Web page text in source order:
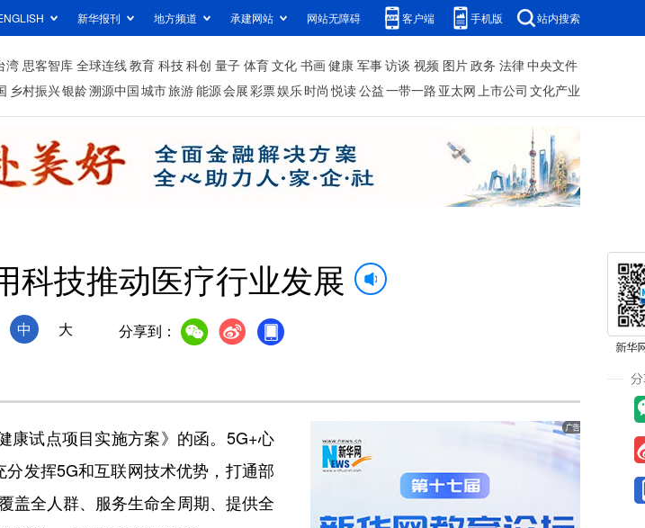
新华报刊 地方频道 承建网站 网站无障碍 客户端 手机版 站内搜索
湾 思客智库 全球连线教育 科技科创 量子 体育文化 书画健康 军事访谈 视频 图片政务 法律中央文件
乡村振兴银龄溯源中国城市旅游能源会展彩票娱乐时尚 悦读公益一带一路 亚太网上市公司 文化产业
科技推动医疗行业发展
中 大 分享到：
康试点项目实施方案》的函。5G+心
发挥5G和互联网技术优势，打通部
盖全人群、服务生命全周期、提供全